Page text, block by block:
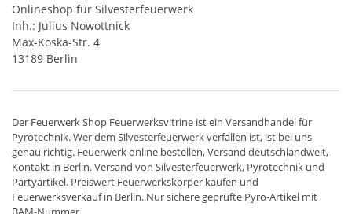
Onlineshop für Silvesterfeuerwerk
Inh.: Julius Nowottnick
Max-Koska-Str. 4
13189 Berlin
Der Feuerwerk Shop Feuerwerksvitrine ist ein Versandhandelfür
Pyrotechnik. Wer dem Silvesterfeuerwerk verfallen ist, ist bei uns
genau richtig. Feuerwerk online bestellen,Versand deutschlandweit,
Kontakt in Berlin. Versand von Silvesterfeuerwerk, Pyrotechnik und
Partyartikel. Preiswert Feuerwerkskörper kaufen und
Feuerwerksverkauf in Berlin. Nur sichere geprüfte Pyro-Artikel mit